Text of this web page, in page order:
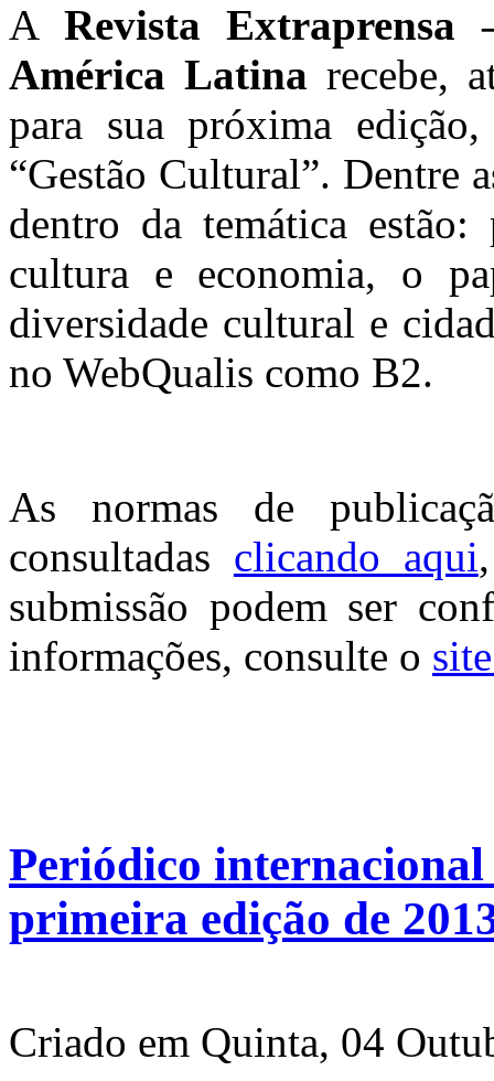
A Revista
América Latina recebe,
para sua próxima
“Gestão Cultural”. Dentre
dentro da temática
cultura e economia, o
diversidade cultural e
no WebQualis como B2.
As normas de
consultadas clicando aqui
submissão podem ser
informações, consulte o
Periódico
primeira edição de
Criado em Quinta, 04